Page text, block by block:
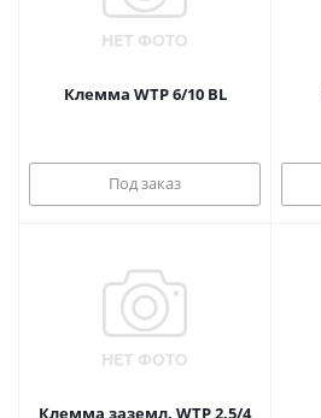
Клемма WTP 6/10 BL
Под заказ
Клемма заземл. WTP 2,5/4